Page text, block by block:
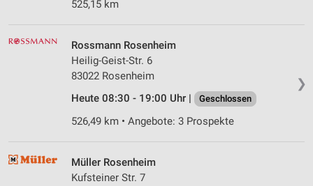
525,15 km
❯
Rossmann Rosenheim
Heilig-Geist-Str. 6
83022 Rosenheim
Heute 08:30 - 19:00 Uhr |
Geschlossen
526,49 km • Angebote: 3 Prospekte
Müller Rosenheim
Kufsteiner Str. 7